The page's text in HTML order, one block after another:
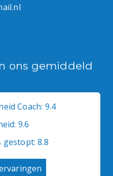
ons gemiddeld
Coach: 9.4
9.6
gestopt: 8.8